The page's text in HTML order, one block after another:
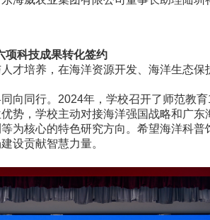
项科技成果转化签约
培养，在海洋资源开发、海洋生态保
行。2024年，学校召开了师范教育
，学校主动对接海洋强国战略和广东
为核心的特色研究方向。希望海洋科
设贡献智慧力量。